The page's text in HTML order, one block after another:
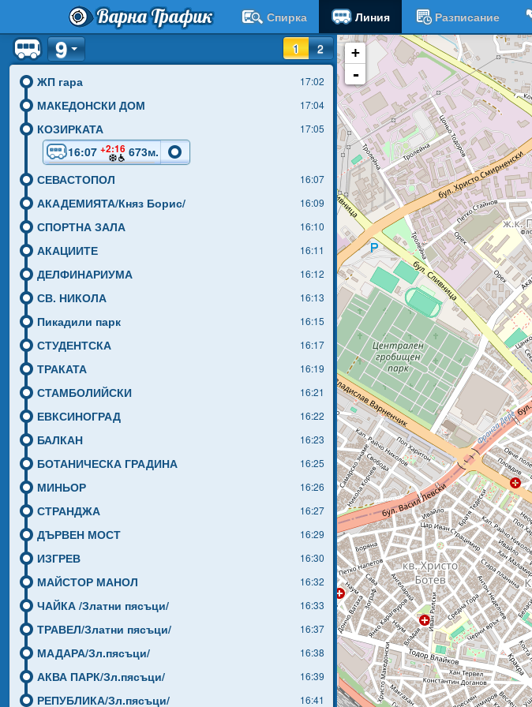
Варна Трафик Спирка Линия Разписание
1
2
9
ЖП гара 17:02
МАКЕДОНСКИ ДОМ 17:04
КОЗИРКАТА 17:05
16:07 +2:16 673м.
СЕВАСТОПОЛ
16:07
АКАДЕМИЯТА/Княз Борис/ 16:09
СПОРТНА ЗАЛА 16:10
АКАЦИИТЕ 16:11
ДЕЛФИНАРИУМА 16:12
СВ. НИКОЛА 16:13
Пикадили парк 16:15
СТУДЕНТСКА 16:17
ТРАКАТА 16:19
СТАМБОЛИЙСКИ 16:21
ЕВКСИНОГРАД 16:22
БАЛКАН 16:23
БОТАНИЧЕСКА ГРАДИНА 16:25
МИНЬОР 16:26
СТРАНДЖА 16:27
ДЪРВЕН МОСТ 16:29
ИЗГРЕВ 16:30
МАЙСТОР МАНОЛ 16:32
ЧАЙКА /Златни пясъци/ 16:33
ТРАВЕЛ/Златни пясъци/ 16:37
МАДАРА/Зл.пясъци/ 16:38
АКВА ПАРК/Зл.пясъци/ 16:39
РЕПУБЛИКА/Зл.пясъци/ 16:41
+
-